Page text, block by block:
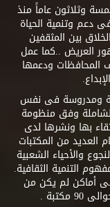
وثلاثون عاماً منذ
فى دعم وتنمية الحياة
بين المثقفين
العريض ..كما عمل
ودعمها
ومدروسة فى نفس
وفق منظومة
بها ونشرها لدى
من المكتبات
والأحياء الشعبية
التنمية الثقافية.
أماكن لم يكن من
.